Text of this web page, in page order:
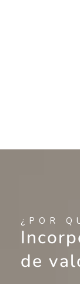
¿POR
de